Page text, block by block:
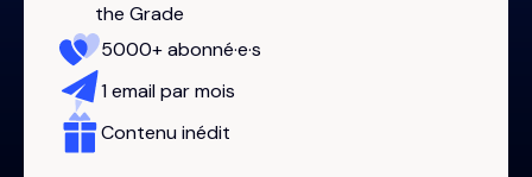
the Grade
5000+ abonné·e·s
1 email par mois
Contenu inédit